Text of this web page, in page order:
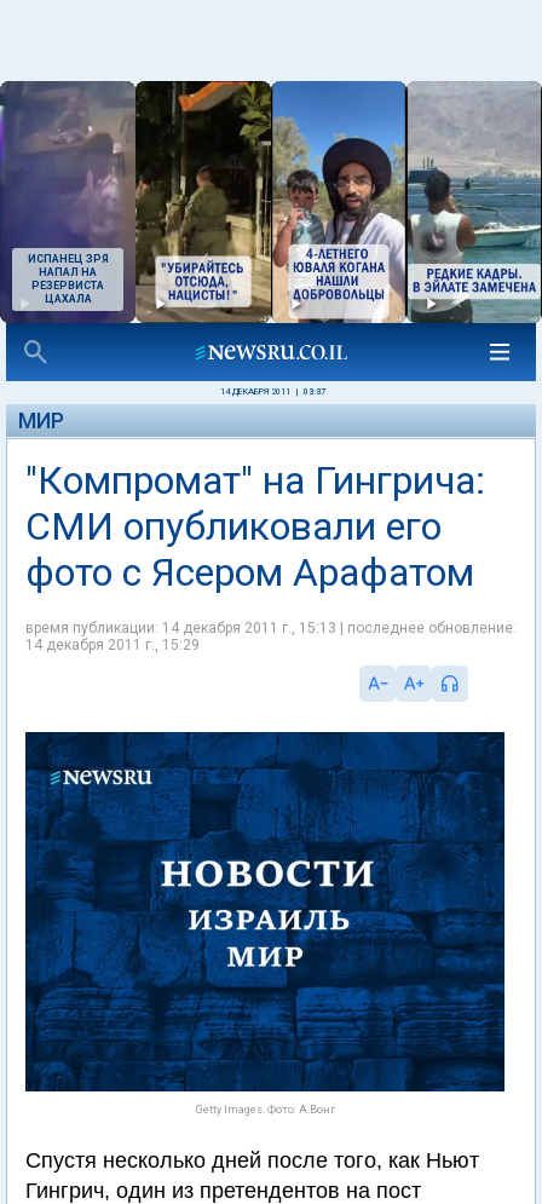
ИСПАНЕЦ ЗРЯ
НАПАЛ НА
РЕЗЕРВИСТА
ЦАХАЛА
14 ДЕКАБРЯ 2011 03:37
МИР
"Компромат" на Гингрича:
СМИ опубликовали его
фото с Ясером Арафатом
время публикации: 14 декабря 2011 г., 15:13 | последнее обновление:
14 декабря 2011 г., 15:29
Getty Images. Фото: А.Вонг
Спустя несколько дней после того, как Ньют
Гингрич, один из претендентов на пост